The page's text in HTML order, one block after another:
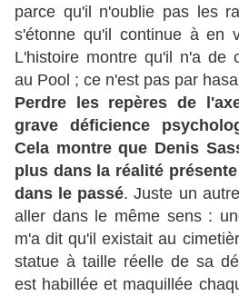
parce qu'il n'oublie pas les
s'étonne qu'il continue à en
L'histoire montre qu'il n'a de
au Pool ; ce n'est pas par
Perdre les repères de
grave déficience
Cela montre que Denis
plus dans la réalité
dans le passé. Juste un
aller dans le même sens :
m'a dit qu'il existait au
statue à taille réelle de sa
est habillée et maquillée